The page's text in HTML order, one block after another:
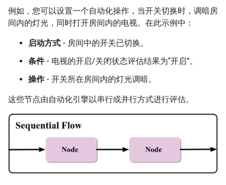
例如，您可以设置一个自动化操作，当开关切换时，调暗房
间内的灯光，同时打开房间内的电视。在此示例中：
启动方式 - 房间中的开关已切换。
条件- 电视的开启/关闭状态评估结果为“开启”。
操作- 开关所在房间内的灯光调暗。
这些节点由自动化引擎以串行或并行方式进行评估。